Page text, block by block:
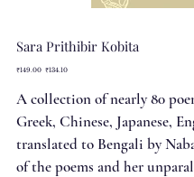
Sara Prithibir Kobita
Original
₹149.00 Sale
₹134.10
A collection of nearly 80
Greek, Chinese, Japanese,
translated to Bengali by
of the poems and her